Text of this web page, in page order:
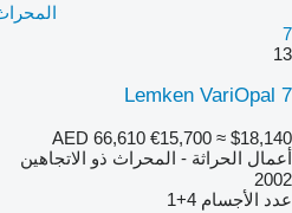
7
13
Lemken VariOpal 7
AED 66,610 €15,700 ≈ $18,140
أعمال الحراثة - المحراث ذو الاتجاهين
2002
عدد الأجسام 4+1